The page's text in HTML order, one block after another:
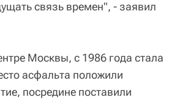
связь времен", - заявил
Москвы, с 1986 года стала
асфальта положили
посредине поставили